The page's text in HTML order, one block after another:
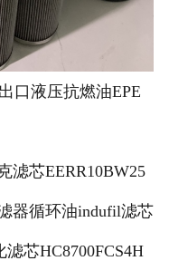
口液压抗燃油EPE
滤芯EERR10BW25
器循环油indufil滤芯
芯HC8700FCS4H